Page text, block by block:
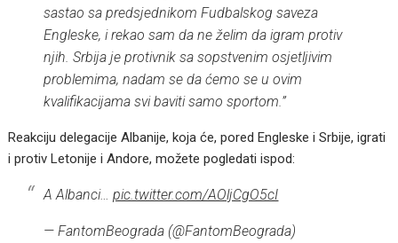
sastao sa predsjednikom Fudbalskog saveza
Engleske, i rekao sam da ne želim da igram protiv
njih. Srbija je protivnik sa sopstvenim osjetljivim
problemima, nadam se da ćemo se u ovim
kvalifikacijama svi baviti samo sportom.”
Reakciju delegacije Albanije, koja će, pored Engleske i Srbije, igrati
i protiv Letonije i Andore, možete pogledati ispod:
A Albanci…pic.twitter.com/AOljCgO5cI
— FantomBeograda (@FantomBeograda)